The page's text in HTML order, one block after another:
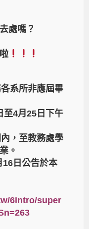
處嗎？
系所非應屆畢
至4月25日下午
，至教務處學
。
16日公告於本
6intro/super